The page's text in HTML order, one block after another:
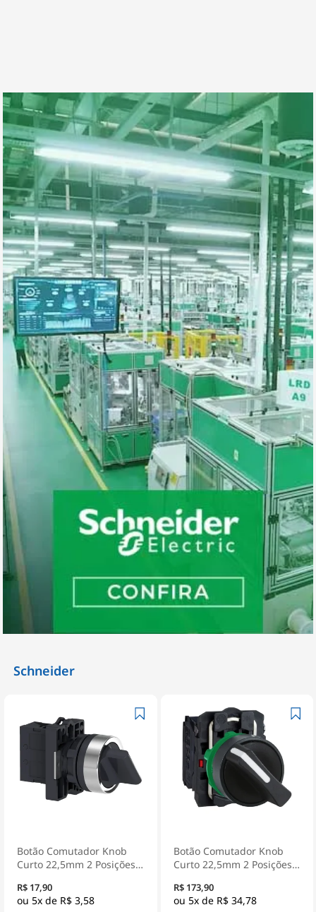
Schneider
Botão Comutador Knob
Curto 22,5mm 2 Posições
Schneider Electric
R$ 17,90
5x de R$ 3,58
Botão Comutador Knob
Curto 22,5mm 2 Posições
XB5AD25 - Schneider
Electric
R$ 173,90
5x de R$ 34,78